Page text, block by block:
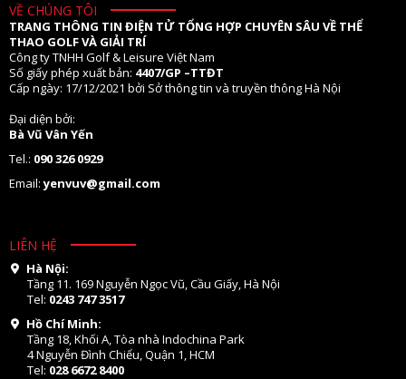
VỀ CHÚNG TÔI
TRANG THÔNG TIN ĐIỆN TỬ TỔNG HỢP CHUYÊN SÂU VỀ THỂ
THAO GOLF VÀ GIẢI TRÍ
Công ty TNHH Golf & Leisure Việt Nam
Số giấy phép xuất bản: 4407/GP –TTĐT
Cấp ngày: 17/12/2021 bởi Sở thông tin và truyền thông Hà Nội
Đại diện bởi:
Bà Vũ Vân Yến
Tel.: 090 326 0929
Email:yenvuv@gmail.com
LIÊN HỆ
Hà Nội:
Tầng 11. 169 Nguyễn Ngọc Vũ, Cầu Giấy, Hà Nội
Tel: 0243 747 3517
Hồ Chí Minh:
Tầng 18, Khối A, Tòa nhà Indochina Park
4 Nguyễn Đình Chiểu, Quận 1, HCM
Tel: 028 6672 8400